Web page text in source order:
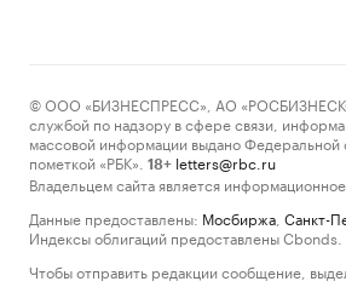
© ООО «БИЗНЕСПРЕСС», АО
службой по надзору в сфере связи,
массовой информации выдано
пометкой «РБК».
18+ letters@rbc.ru
Владельцем сайта является информационное
Данные предоставлены: Мосбиржа Санкт-
Индексы облигаций предоставлены Cbonds.
Чтобы отправить редакции сообщение,